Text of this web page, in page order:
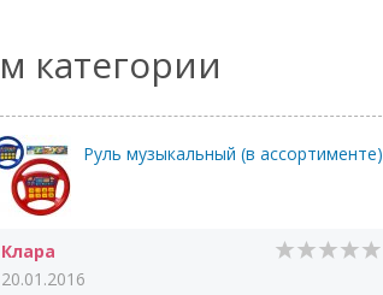
категории
Руль музыкальный (в ассортименте)
Клара
20.01.2016